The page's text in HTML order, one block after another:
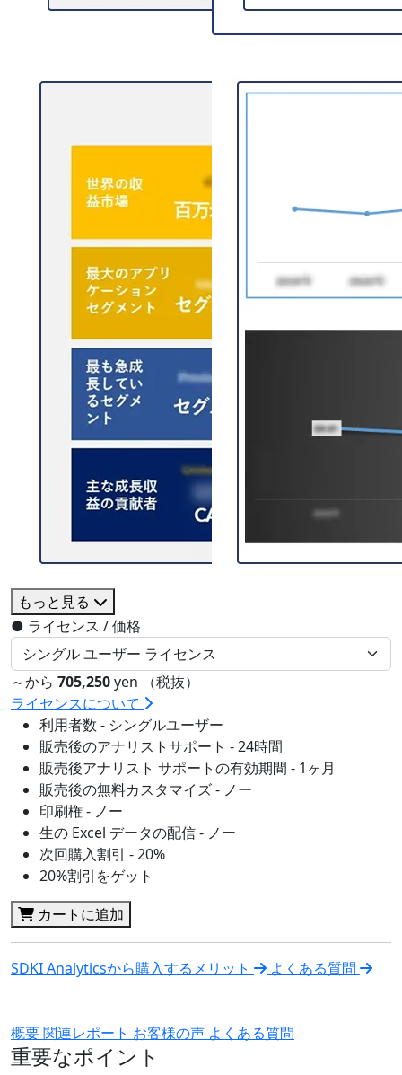
もっと見る
● ライセンス / 価格
～から 705,250yen （税抜）
ライセンスについて
利用者数 - シングルユーザー
販売後のアナリストサポート - 24時間
販売後アナリスト サポートの有効期間 - 1ヶ月
販売後の無料カスタマイズ - ノー
印刷権 - ノー
生の Excel データの配信 - ノー
次回購入割引 - 20%
20%割引をゲット
カートに追加
SDKI Analyticsから購入するメリット よくある質問
概要関連レポート お客様の声 よくある質問
重要なポイント